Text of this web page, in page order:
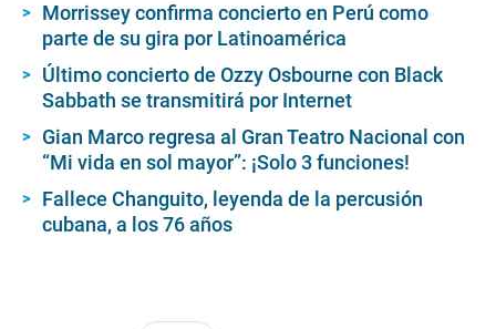
Morrissey confirma concierto en Perú como
parte de su gira por Latinoamérica
Último concierto de Ozzy Osbourne con Black
Sabbath se transmitirá por Internet
Gian Marco regresa al Gran Teatro Nacional con
“Mi vida en sol mayor”: ¡Solo 3 funciones!
Fallece Changuito, leyenda de la percusión
cubana, a los 76 años